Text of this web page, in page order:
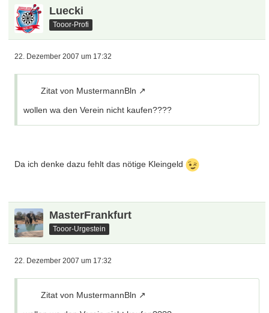
Luecki
Tooor-Profi
22. Dezember 2007 um 17:32
Zitat von MustermannBln
wollen wa den Verein nicht kaufen????
Da ich denke dazu fehlt das nötige Kleingeld
MasterFrankfurt
Tooor-Urgestein
22. Dezember 2007 um 17:32
Zitat von MustermannBln